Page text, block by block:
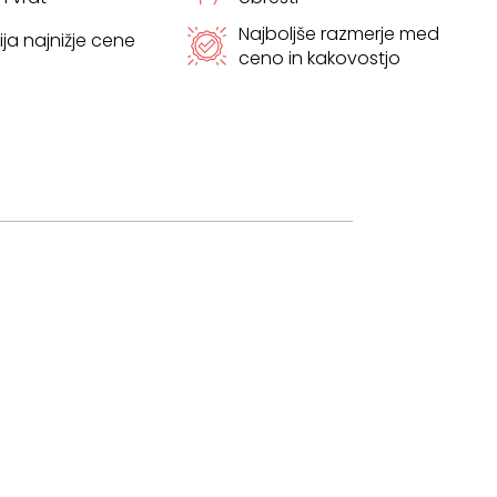
najnižje cene
Najboljše razmerje med
ceno in kakovostjo